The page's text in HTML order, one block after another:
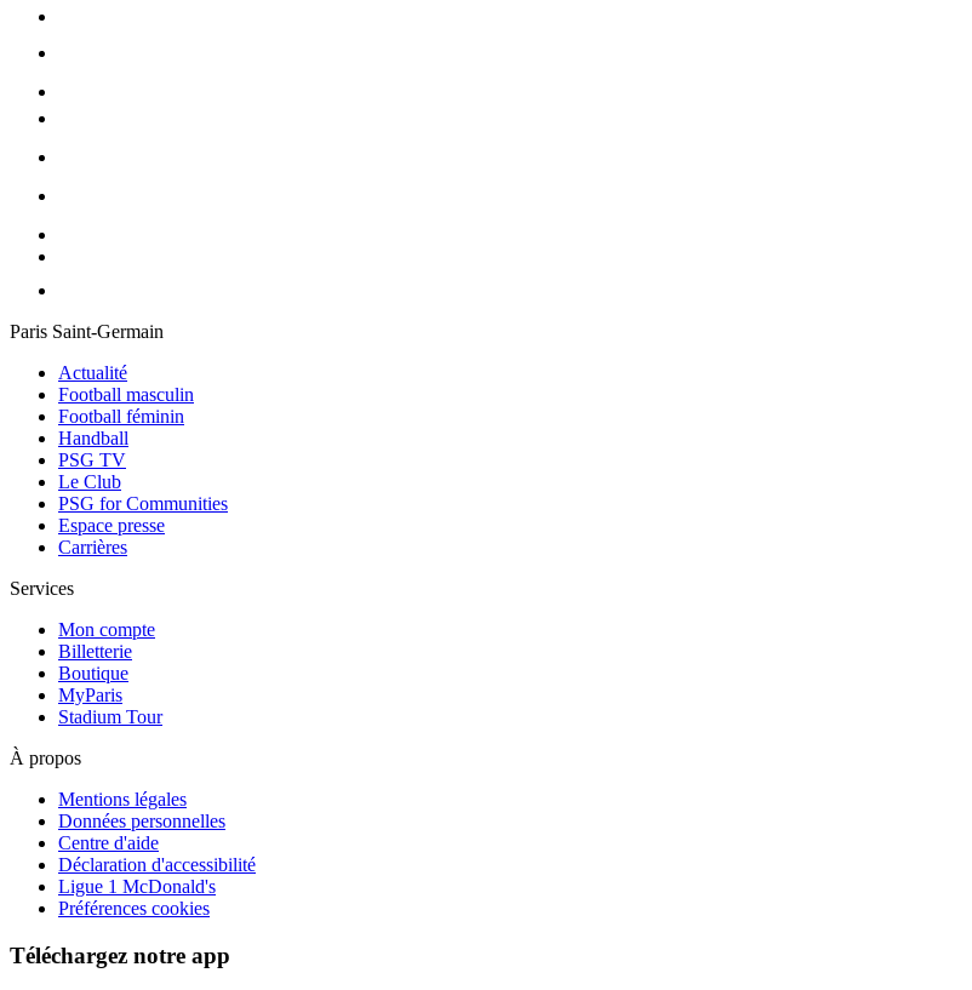
Paris Saint-Germain
Actualité
Football masculin
Football féminin
Handball
PSG TV
Le Club
PSG for Communities
Espace presse
Carrières
Services
Mon compte
Billetterie
Boutique
MyParis
Stadium Tour
À propos
Mentions légales
Données personnelles
Centre d'aide
Déclaration d'accessibilité
Ligue 1 McDonald's
Préférences cookies
Téléchargez notre app